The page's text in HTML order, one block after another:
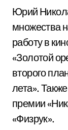
Юрий
множества
работу в
«Золотой
второго
лета».
премии
«Физрук».